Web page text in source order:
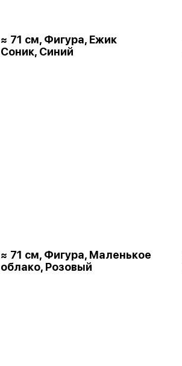
≈ 71 см, Фигура, Ежик
Соник, Синий
≈ 71 см, Фигура, Маленькое
облако, Розовый